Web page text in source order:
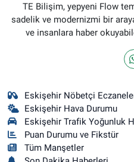
TE Bilişim, yepyeni Flow
sadelik ve modernizmi bir
ve insanlara haber
Eskişehir Nöbetçi
Eskişehir Hava Durumu
Eskişehir Trafik Yoğunluk
Puan Durumu ve Fikstür
Tüm Manşetler